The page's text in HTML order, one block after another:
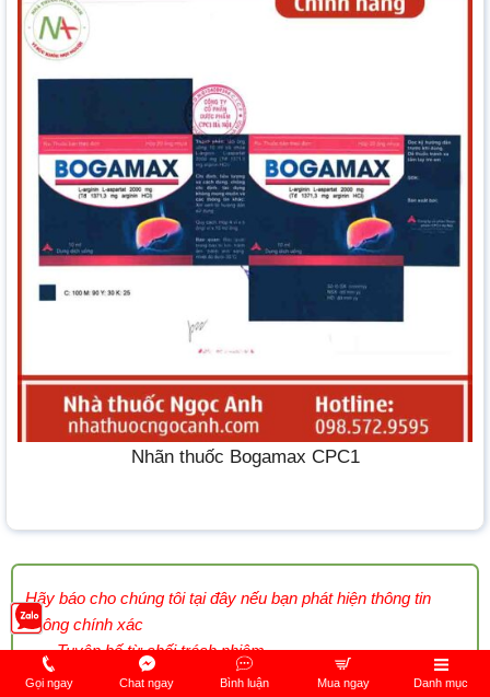
Nhãn thuốc Bogamax CPC1
Hãy báo cho chúng tôi tại đây nếu bạn phát hiện thông tin
không chính xác
- Tuyên bố từ chối trách nhiệm
Gọi ngay Chat ngay Bình luận Mua ngay Danh mục